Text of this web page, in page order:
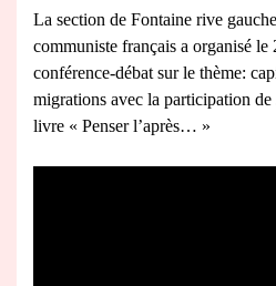
La section de Fontaine rive
communiste français a organisé le
conférence-débat sur le thème:
migrations avec la participation de
livre « Penser l’après… »